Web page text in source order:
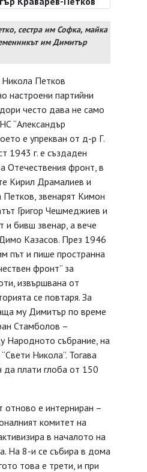
сестра им Софка, майка
им Димитър
Петков
настроени партийни
често дава не само
“Александър
е упрекван от д-р Г.
1943 г. е създаден
Отечествения фронт, в
Кирил Драмалиев и
звенарят Кимон
Григор Чешмеджиев и
и бивш звенар, а вече
Казасов. През 1946
път и пише пространна
фронт” за
извършвана от
се повтаря. За
му Димитър по време
Стамболов –
Народното събрание, на
Никола”. Тогава
да плати глоба от 150
отново е интерниран –
комитет на
в началото на
На 8-и се събира в дома
това е трети, и при